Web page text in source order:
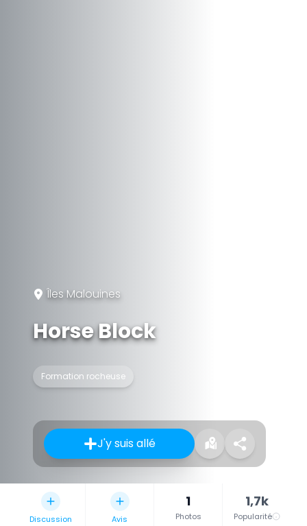
Îles Malouines
Horse Block
Formation rocheuse
J'y suis allé
Discussion Avis
1
Photos
1,7k
Popularité